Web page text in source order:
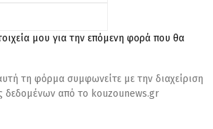
μου για την επόμενη φορά που θα
τη φόρμα συμφωνείτε με την διαχείριση
δεδομένων από το kouzounews.gr